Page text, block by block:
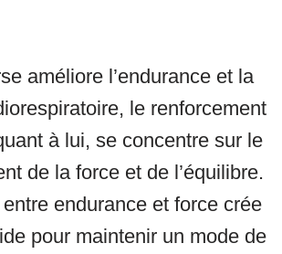
améliore l’endurance et la
le renforcement
à lui, se concentre sur le
de la force et de l’équilibre.
endurance et force crée
pour maintenir un mode de